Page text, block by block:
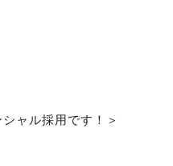
ャル採用です！＞